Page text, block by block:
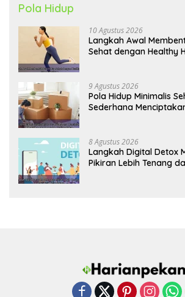
Pola Hidup
10 Agustus 2026
Langkah Awal
Sehat dengan Healthy
9 Agustus 2026
Pola Hidup Minimalis
Sederhana
8 Agustus 2026
Langkah Digital Detox
Pikiran Lebih Tenang